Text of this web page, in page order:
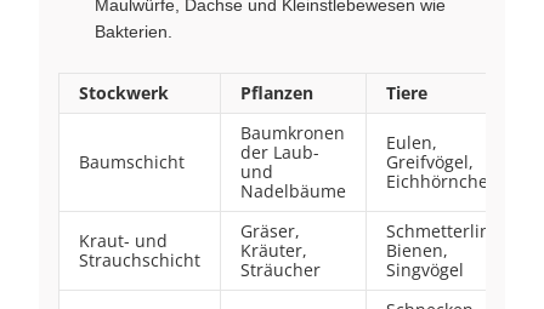
Maulwürfe, Dachse und Kleinstlebewesen wie
Bakterien.
Stockwerk Pflanzen Tiere
Baumschicht
Baumkronen
der Laub-
und
Nadelbäume
Eulen,
Greifvögel,
Eichhörnchen
Kraut- und
Strauchschicht
Gräser,
Kräuter,
Sträucher
Schmetterlinge,
Bienen,
Singvögel